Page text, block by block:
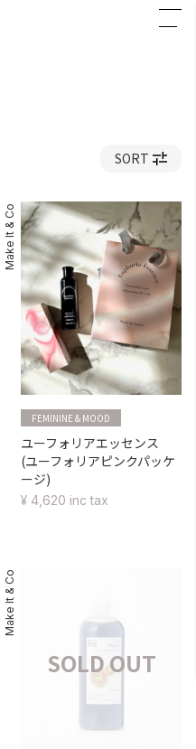
SORT
Make It & Co
FEMININE & MOOD
ユーフォリアエッセンス
(ユーフォリアピンクパッケ
ージ)
¥ 4,620 inc tax
Make It & Co
SOLD OUT